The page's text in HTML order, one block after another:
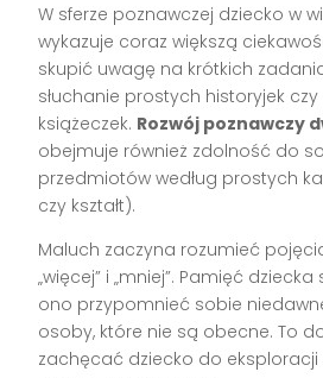
W sferze poznawczej dziecko w
wykazuje coraz większą
skupić uwagę na krótkich
słuchanie prostych historyjek
książeczek. Rozwój poznawczy
obejmuje również zdolność do
przedmiotów według prostych
czy kształt).
Maluch zaczyna rozumieć pojęcia
„więcej” i „mniej”. Pamięć
ono przypomnieć sobie
osoby, które nie są obecne. To
zachęcać dziecko do eksploracji